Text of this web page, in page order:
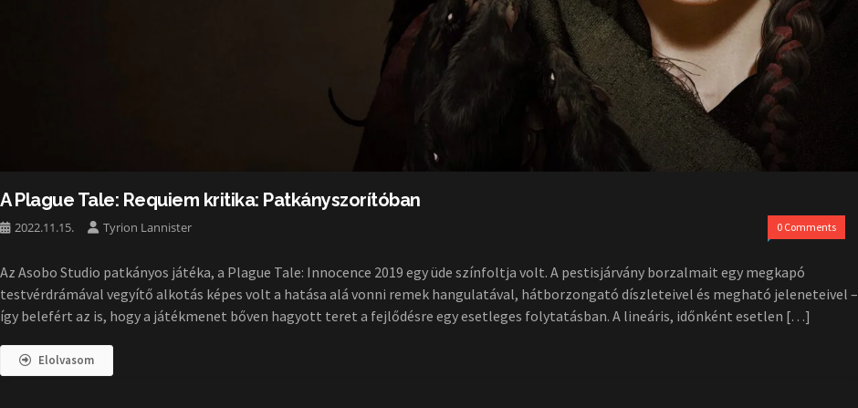
A Plague Tale: Requiem kritika: Patkányszorítóban
2022.11.15. Tyrion Lannister 0 Comments
Az Asobo Studio patkányos játéka, a Plague Tale: Innocence 2019 egy üde színfoltja volt. A pestisjárvány borzalmait egy megkapó
testvérdrámával vegyítő alkotás képes volt a hatása alá vonni remek hangulatával, hátborzongató díszleteivel és megható jeleneteivel –
így belefért az is, hogy a játékmenet bőven hagyott teret a fejlődésre egy esetleges folytatásban. A lineáris, időnként esetlen […]
Elolvasom